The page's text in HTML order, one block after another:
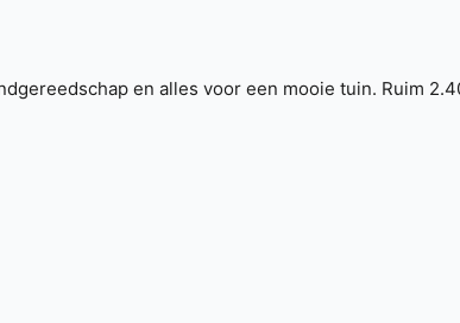
en alles voor een mooie tuin. Ruim